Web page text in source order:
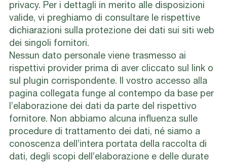
privacy. Per i dettagli in merito alle disposizioni
valide, vi preghiamo di consultare le rispettive
dichiarazioni sulla protezione dei dati sui siti web
dei singoli fornitori.
Nessun dato personale viene trasmesso ai
rispettivi provider prima di aver cliccato sul link o
sul plugin corrispondente. Il vostro accesso alla
pagina collegata funge al contempo da base per
l’elaborazione dei dati da parte del rispettivo
fornitore. Non abbiamo alcuna influenza sulle
procedure di trattamento dei dati, né siamo a
conoscenza dell’intera portata della raccolta di
dati, degli scopi dell’elaborazione e delle durate